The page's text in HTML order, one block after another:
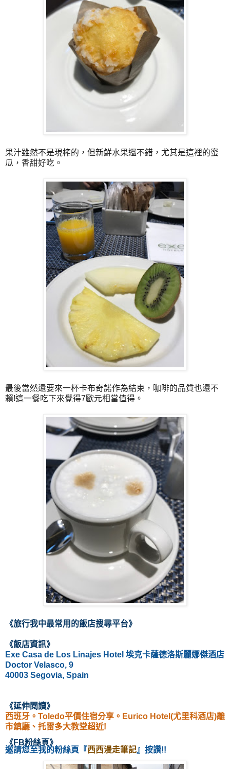
果汁雖然不是現榨的，但新鮮水果還不錯，尤其是這裡的蜜
瓜，香甜好吃。
最後當然還要來一杯卡布奇諾作為結束，咖啡的品質也還不
賴!這一餐吃下來覺得7歐元相當值得。
《旅行我中最常用的飯店搜尋平台》
《飯店資訊》
Exe Casa de Los Linajes Hotel 埃克卡薩德洛斯麗娜傑酒店
Doctor Velasco, 9
40003 Segovia, Spain
《延伸閱讀》
西班牙。Toledo平價住宿分享。Eurico Hotel(尤里科酒店)離
市鎮廳、托雷多大教堂超近!
《FB粉絲頁》
邀請您至我的粉絲頁
『西西漫走筆記』按讚!!